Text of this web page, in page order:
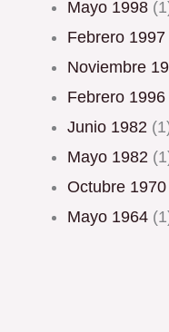
mayo 1998
febrero 1997
noviembre
febrero 1996
junio 1982
mayo 1982
octubre 1970
mayo 1964